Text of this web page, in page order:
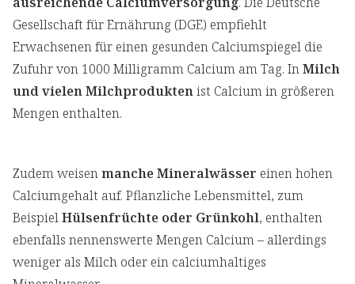
Gesellschaft für Ernährung (DGE) empfiehlt
Erwachsenen für einen gesunden Calciumspiegel die
Zufuhr von 1000 Milligramm Calcium am Tag. InMilch
und vielen Milchproduktenist Calcium in größeren
Mengen enthalten.
Zudem weisenmanche Mineralwässer einen hohen
Calciumgehalt auf. Pflanzliche Lebensmittel, zum
BeispielHülsenfrüchte oder Grünkohl, enthalten
ebenfalls nennenswerte Mengen Calcium – allerdings
weniger als Milch oder ein calciumhaltiges